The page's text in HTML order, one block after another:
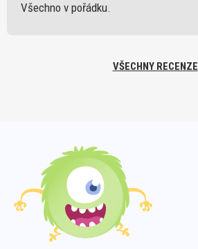
Všechno v pořádku.
VŠECHNY RECENZE